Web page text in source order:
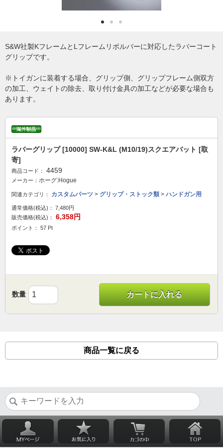
S&W社製KフレームとLフレームリボルバーに対応したラバーコート
グリップです。
※トイガンに装着する場合、グリップ側、グリップフレーム側双方
の加工、ウェイトの除去、取り付け金具の加工などが必要な場合も
あります。
ラバーグリップ [10000] SW-K&L (M10/19)スクエアバット [取
寄]
商品コード： 4459
メーカー： ホーグ:Hogue
関連カテゴリ： カスタムパーツ > グリップ・ストック類 > ハンドガン用
通常価格(税込)：
7,480円
販売価格(税込)：
6,358円
ポイント： 57 Pt
数量 カートに入れる
商品一覧に戻る